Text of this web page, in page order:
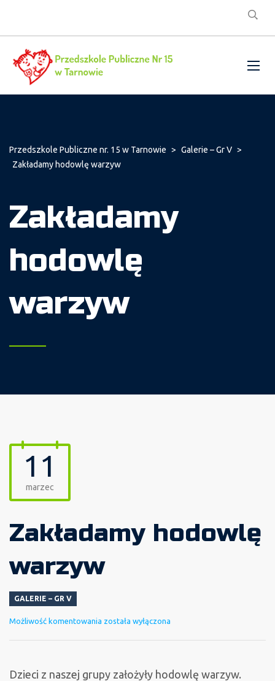
Przedszkole Publiczne nr. 15 w Tarnowie > Galerie – Gr V >
Zakładamy hodowlę warzyw
Zakładamy
hodowlę
warzyw
11
marzec
Zakładamy hodowlę
warzyw
GALERIE – GR V
Możliwość komentowania Zakładamy
została wyłączona
Dzieci z naszej grupy założyły hodowlę warzyw.